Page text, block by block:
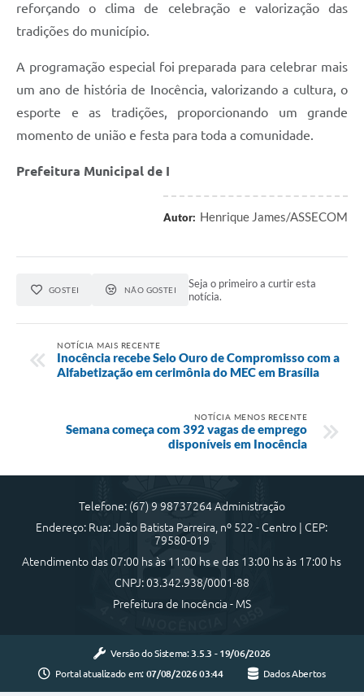
reforçando o clima de celebração e valorização das
tradições do município.
A programação especial foi preparada para celebrar mais
um ano de história de Inocência, valorizando a cultura, o
esporte e as tradições, proporcionando um grande
momento de união e festa para toda a comunidade.
Prefeitura Municipal de I
Autor: Henrique James/ASSECOM
GOSTEI NÃO GOSTEI
Seja o primeiro a curtir esta
notícia.
NOTÍCIA MAIS RECENTE
Inocência recebe Selo Ouro de Compromisso com a
Alfabetização em cerimônia do MEC em Brasília
NOTÍCIA MENOS RECENTE
Semana começa com 392 vagas de emprego
disponíveis em Inocência
Telefone: (67) 9 98737264 Administração
Endereço: Rua: João Batista Parreira, nº 522 - Centro | CEP:
79580-019
Atendimento das 07:00 hs às 11:00 hs e das 13:00 hs às 17:00 hs
CNPJ: 03.342.938/0001-88
Prefeitura de Inocência - MS
Versão do Sistema: 3.5.3 - 19/06/2026
Portal atualizado em: 07/08/2026 03:44 Dados Abertos